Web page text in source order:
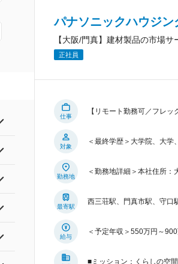
パナソニックハウジ
【大阪/門真】建材製品の市場
正社員
仕事
【リモート勤務可／フレ
対象
＜最終学歴＞大学院、大学
勤務地
＜勤務地詳細＞本社住所
最寄駅
西三荘駅、門真市駅、守口
給与
＜予定年収＞550万円～
■ミッション：くらしの空